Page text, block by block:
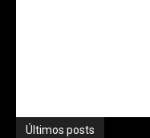
Últimos posts